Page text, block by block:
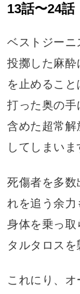
13話〜24話
ベストジーニ
投擲した麻酔
を止めるこ
打った奥の手
含めた超常
してしまいま
死傷者を多数
れを追う余
身体を乗っ取
タルタロスを
これにり、